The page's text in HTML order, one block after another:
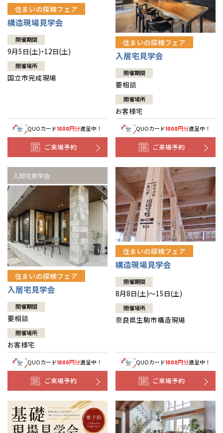
住まいの探検フェア
構造現場見学会
開催期間
9月5日(土)・12日(土)
開催場所
国立市完成現場
QUOカード1000円分進呈中！
ご来場予約
住まいの探検フェア
入居宅見学会
開催期間
要相談
開催場所
お客様宅
QUOカード1000円分進呈中！
ご来場予約
住まいの探検フェア
入居宅見学会
開催期間
要相談
開催場所
お客様宅
QUOカード1000円分進呈中！
ご来場予約
住まいの探検フェア
構造現場見学会
開催期間
8月8日(土)～15日(土)
開催場所
奈良県生駒市構造現場
QUOカード1000円分進呈中！
ご来場予約